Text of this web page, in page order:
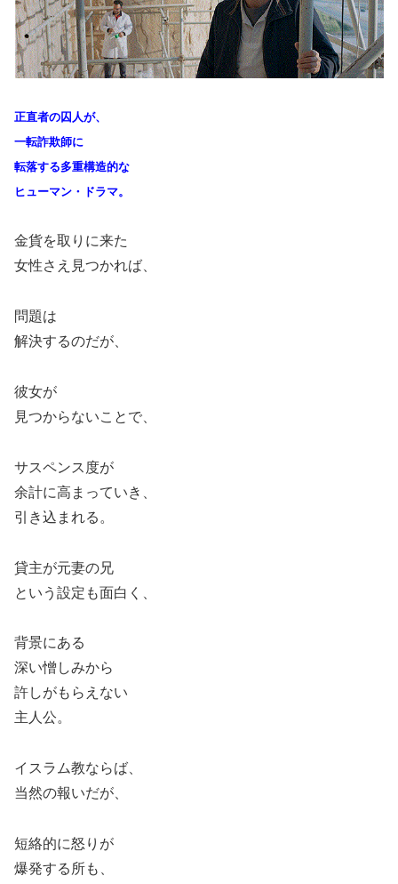
正直者の囚人が、
一転詐欺師に
転落する多重構造的な
ヒューマン・ドラマ。
金貨を取りに来た
女性さえ見つかれば、
問題は
解決するのだが、
彼女が
見つからないことで、
サスペンス度が
余計に高まっていき、
引き込まれる。
貸主が元妻の兄
という設定も面白く、
背景にある
深い憎しみから
許しがもらえない
主人公。
イスラム教ならば、
当然の報いだが、
短絡的に怒りが
爆発する所も、